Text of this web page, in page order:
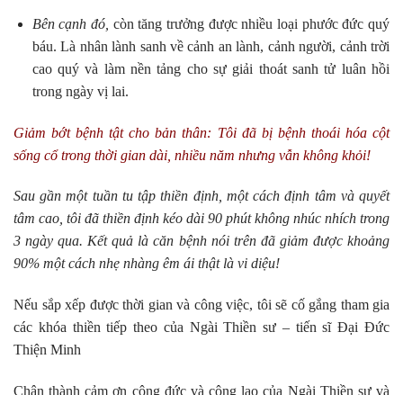
Bên cạnh đó, còn tăng trưởng được nhiều loại phước đức quý
báu. Là nhân lành sanh về cảnh an lành, cảnh người, cảnh trời
cao quý và làm nền tảng cho sự giải thoát sanh tử luân hồi
trong ngày vị lai.
Giảm bớt bệnh tật cho bản thân: Tôi đã bị bệnh thoái hóa cột
sống cổ trong thời gian dài, nhiều năm nhưng vẫn không khỏi!
Sau gần một tuần tu tập thiền định, một cách định tâm và quyết
tâm cao, tôi đã thiền định kéo dài 90 phút không nhúc nhích trong
3 ngày qua. Kết quả là căn bệnh nói trên đã giảm được khoảng
90% một cách nhẹ nhàng êm ái thật là vi diệu!
Nếu sắp xếp được thời gian và công việc, tôi sẽ cố gắng tham gia
các khóa thiền tiếp theo của Ngài Thiền sư – tiến sĩ Đại Đức
Thiện Minh
Chân thành cảm ơn công đức và công lao của Ngài Thiền sư và